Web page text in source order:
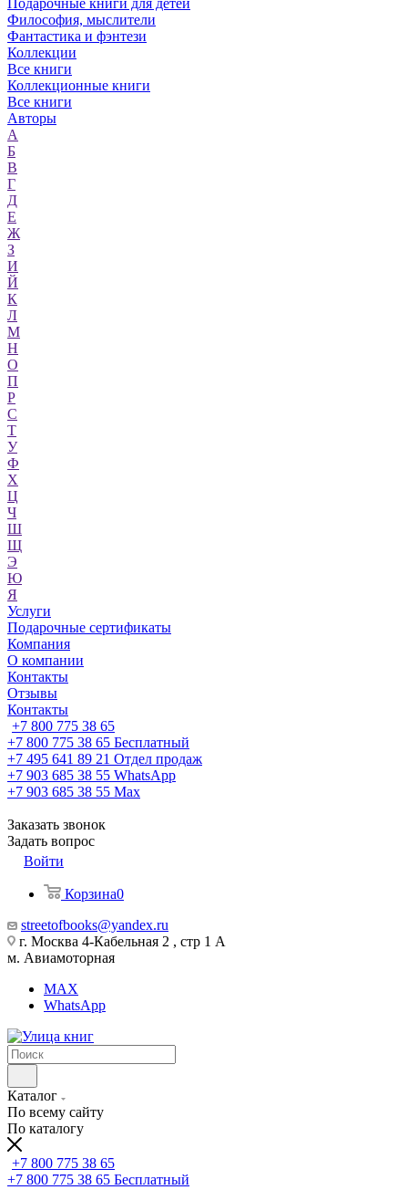
Подарочные книги для детей
Философия, мыслители
Фантастика и фэнтези
Коллекции
Все книги
Коллекционные книги
Все книги
Авторы
А
Б
В
Г
Д
Е
Ж
З
И
Й
К
Л
М
Н
О
П
Р
С
Т
У
Ф
Х
Ц
Ч
Ш
Щ
Э
Ю
Я
Услуги
Подарочные сертификаты
Компания
О компании
Контакты
Отзывы
Контакты
+7 800 775 38 65
+7 800 775 38 65 Бесплатный
+7 495 641 89 21 Отдел продаж
+7 903 685 38 55 WhatsApp
+7 903 685 38 55 Max
Заказать звонок
Задать вопрос
Войти
Корзина0
streetofbooks@yandex.ru
г. Москва 4-Кабельная 2 , стр 1 А
м. Авиамоторная
MAX
WhatsApp
Каталог
По всему сайту
По каталогу
+7 800 775 38 65
+7 800 775 38 65 Бесплатный